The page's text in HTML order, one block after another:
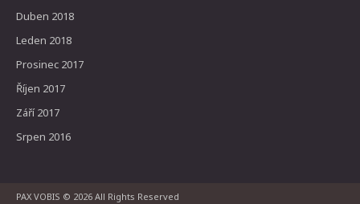
Duben 2018
Leden 2018
Prosinec 2017
Říjen 2017
Září 2017
Srpen 2016
PAX VOBIS © 2026 All Rights Reserved